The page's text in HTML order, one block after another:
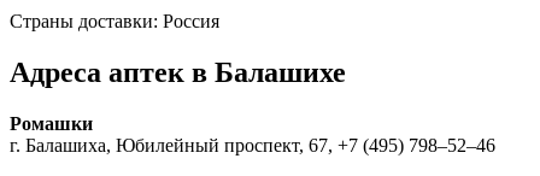
Страны доставки: Россия
Адреса аптек в Балашихе
Ромашки
г. Балашиха, Юбилейный проспект, 67, +7 (495) 798‒52‒46